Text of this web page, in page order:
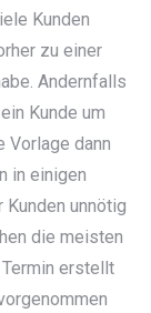
Kunden
zu einer
Andernfalls
Kunde um
Vorlage dann
in einigen
Kunden unnötig
die meisten
erstellt